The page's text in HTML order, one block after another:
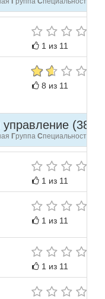
1 из 11
8 из 11
Группа Специальностей
1 из 11
1 из 11
1 из 11